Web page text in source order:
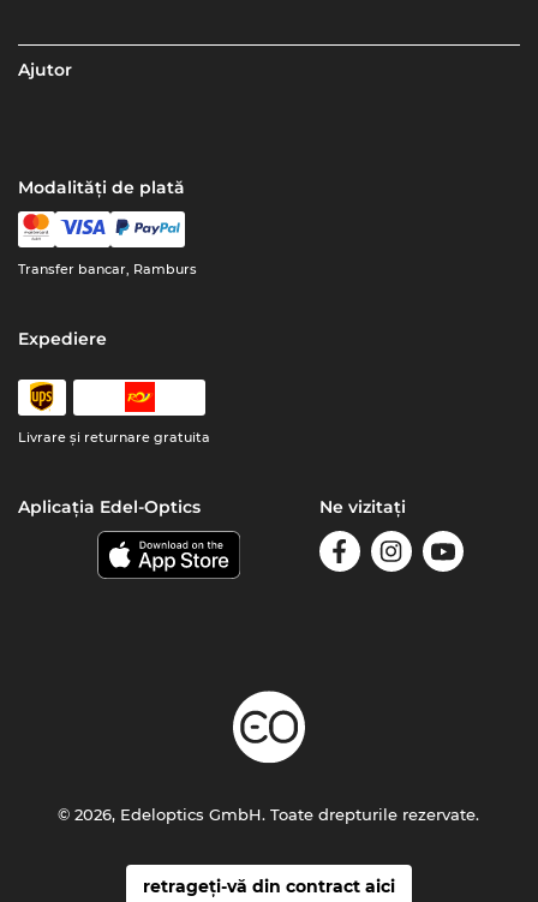
Ajutor
Modalități de plată
Transfer bancar, Ramburs
Expediere
Livrare şi returnare gratuita
Aplicația Edel-Optics Ne vizitați
retrageți-vă din contract aici
© 2026, Edeloptics GmbH. Toate drepturile rezervate.